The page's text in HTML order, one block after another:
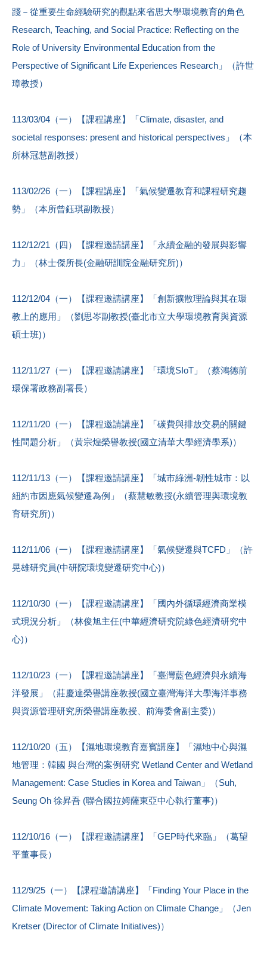
踐－從重要生命經驗研究的觀點來省思大學環境教育的角色
Research, Teaching, and Social Practice: Reflecting on the
Role of University Environmental Education from the
Perspective of Significant Life Experiences Research」（許世
璋教授）
113/03/04（一）【課程講座】「Climate, disaster, and
societal responses: present and historical perspectives」（本
所林冠慧副教授）
113/02/26（一）【課程講座】「氣候變遷教育和課程研究趨
勢」（本所曾鈺琪副教授）
112/12/21（四）【課程邀請講座】「永續金融的發展與影響
力」（林士傑所長(金融研訓院金融研究所)）
112/12/04（一）【課程邀請講座】「創新擴散理論與其在環
教上的應用」（劉思岑副教授(臺北市立大學環境教育與資源
碩士班)）
112/11/27（一）【課程邀請講座】「環境SIoT」（蔡鴻德前
環保署政務副署長）
112/11/20（一）【課程邀請講座】「碳費與排放交易的關鍵
性問題分析」（黃宗煌榮譽教授(國立清華大學經濟學系)）
112/11/13（一）【課程邀請講座】「城市綠洲-韌性城市：以
紐約市因應氣候變遷為例」（蔡慧敏教授(永續管理與環境教
育研究所)）
112/11/06（一）【課程邀請講座】「氣候變遷與TCFD」（許
晃雄研究員(中研院環境變遷研究中心)）
112/10/30（一）【課程邀請講座】「國內外循環經濟商業模
式現況分析」（林俊旭主任(中華經濟研究院綠色經濟研究中
心)）
112/10/23（一）【課程邀請講座】「臺灣藍色經濟與永續海
洋發展」（莊慶達榮譽講座教授(國立臺灣海洋大學海洋事務
與資源管理研究所榮譽講座教授、前海委會副主委)）
112/10/20（五）【濕地環境教育嘉賓講座】「濕地中心與濕
地管理：韓國 與台灣的案例研究 Wetland Center and Wetland
Management: Case Studies in Korea and Taiwan」（Suh,
Seung Oh 徐昇吾 (聯合國拉姆薩東亞中心執行董事)）
112/10/16（一）【課程邀請講座】「GEP時代來臨」（葛望
平董事長）
112/9/25（一）【課程邀請講座】「Finding Your Place in the
Climate Movement: Taking Action on Climate Change」（Jen
Kretser (Director of Climate Initiatives)）